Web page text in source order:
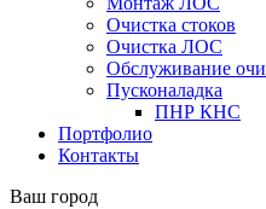
Очистка стоков
Очистка ЛОС
Обслуживание
Пусконаладка
ПНР КНС
Портфолио
Контакты
Ваш город